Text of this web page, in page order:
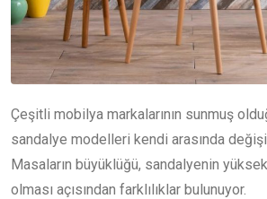
Çeşitli mobilya markalarının sunmuş
sandalye modelleri kendi arasında
Masaların büyüklüğü, sandalyenin
olması açısından farklılıklar bulunuyor.